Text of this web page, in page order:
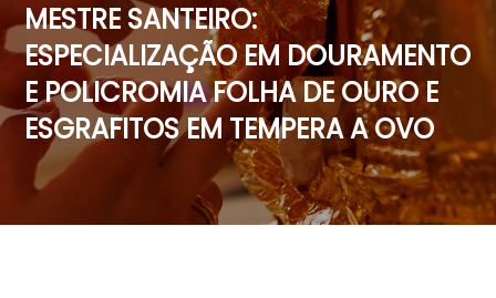
MESTRE SANTEIRO:
ESPECIALIZAÇÃO EM DOURAMENTO
E POLICROMIA FOLHA DE OURO E
ESGRAFITOS EM TEMPERA A OVO